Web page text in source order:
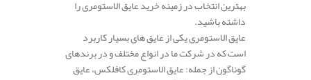
بهترین انتخاب در زمینه خرید عایق الاستومری را
داشته باشید.
عایق الاستومری یکی از عایق های بسیار کاربرد
است که در شرکت ما در انواع مختلف و در برندهای
گوناگون از جمله: عایق الاستومری کافلکس، عایق